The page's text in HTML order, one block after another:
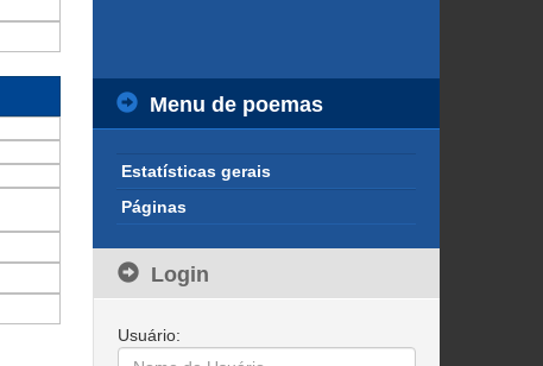
Menu de poemas
Estatísticas gerais
Páginas
Login
Usuário: